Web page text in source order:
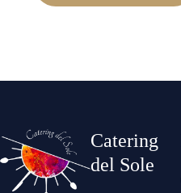
Catering
del Sole